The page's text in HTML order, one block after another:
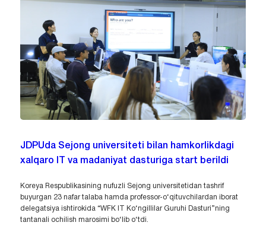
JDPUda Sejong universiteti bilan hamkorlikdagi
xalqaro IT va madaniyat dasturiga start berildi
Koreya Respublikasining nufuzli Sejong universitetidan tashrif
buyurgan 23 nafar talaba hamda professor-o‘qituvchilardan iborat
delegatsiya ishtirokida “WFK IT Ko‘ngillilar Guruhi Dasturi”ning
tantanali ochilish marosimi bo‘lib o‘tdi.